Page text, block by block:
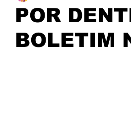
POR
BOLETIM